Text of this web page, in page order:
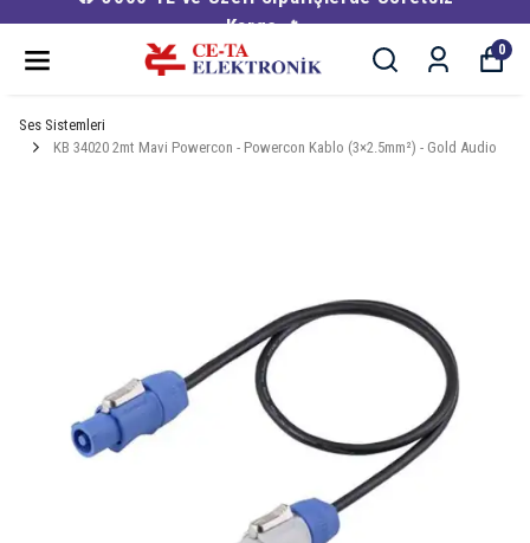
Kargo 🔥
0
Ses Sistemleri
KB 34020 2mt Mavi Powercon - Powercon Kablo (3×2.5mm²) - Gold Audio